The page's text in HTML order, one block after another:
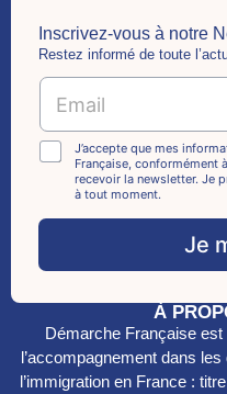
Inscrivez-vous à notre
Restez informé de toute
E
a
i
l
C
h
k
o
e
s
C
C
k
o
s
*
J’accepte que mes
Française, conformément
recevoir la newsletter. Je
à tout moment.
Je
À
Démarche Française
l’accompagnement dans
l’immigration en France :